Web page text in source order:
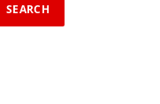
SEARCH